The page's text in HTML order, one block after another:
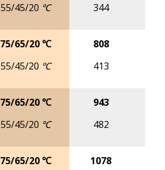
55/45/20 ℃
344
75/65/20 ℃
55/45/20 ℃
808
413
75/65/20 ℃
55/45/20 ℃
943
482
75/65/20 ℃
1078